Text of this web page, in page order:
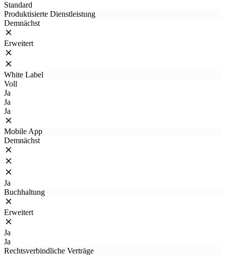
Standard
Produktisierte Dienstleistung
Demnächst
Erweitert
White Label
Voll
Ja
Ja
Ja
Mobile App
Demnächst
Ja
Buchhaltung
Erweitert
Ja
Ja
Rechtsverbindliche Verträge